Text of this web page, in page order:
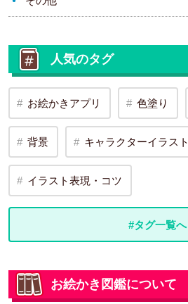
人気のタグ
お絵かきアプリ 色塗り
背景 キャラクターイラスト
イラスト表現・コツ
#タグ一覧へ
お絵かき図鑑について